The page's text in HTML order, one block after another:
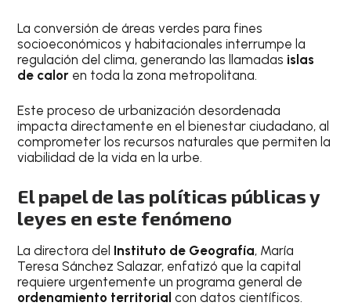
La conversión de áreas verdes para fines
socioeconómicos y habitacionales interrumpe la
regulación del clima, generando las llamadas islas
de calor en toda la zona metropolitana.
Este proceso de urbanización desordenada
impacta directamente en el bienestar ciudadano, al
comprometer los recursos naturales que permiten la
viabilidad de la vida en la urbe.
El papel de las políticas públicas y
leyes en este fenómeno
La directora del Instituto de Geografía, María
Teresa Sánchez Salazar, enfatizó que la capital
requiere urgentemente un programa general de
ordenamiento territorial con datos científicos.